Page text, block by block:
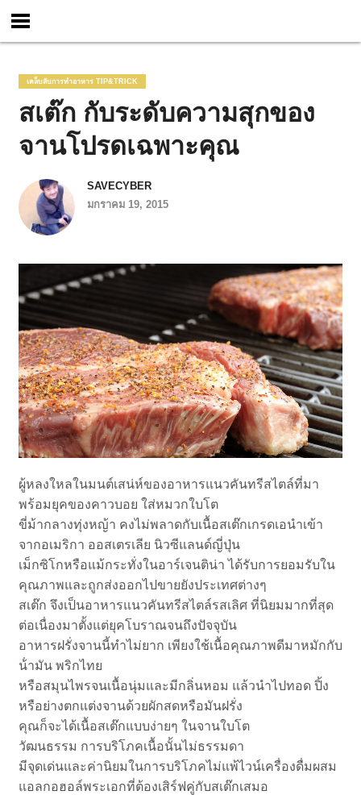
เคล็บลับการทำอาหาร TIP&TRICK
สเต๊ก กับระดับความสุกของ
จานโปรดเฉพาะคุณ
SAVECYBER
มกราคม 19, 2015
ผู้หลงใหลในมนต์เสน่ห์ของอาหารแนวคันทรีสไตล์ที่มา
พร้อมยุคของคาวบอย ใส่หมวกใบโต
ขี่ม้ากลางทุ่งหญ้า คงไม่พลาดกับเนื้อสเต๊กเกรดเอนําเข้า
จากอเมริกา ออสเตรเลีย นิวซีแลนด์ญี่ปุ่น
เม็กซิโกหรือแม้กระทั่งในอาร์เจนติน่า ได้รับการยอมรับใน
คุณภาพและถูกส่งออกไปขายยังประเทศต่างๆ
สเต๊ก จึงเป็นอาหารแนวคันทรีสไตล์รสเลิศ ที่นิยมมากที่สุด
ต่อเนื่องมาตั้งแต่ยุคโบราณจนถึงปัจจุบัน
อาหารฝรั่งจานนี้ทําไม่ยาก เพียงใช้เนื้อคุณภาพดีมาหมักกับ
น้ํามัน พริกไทย
หรือสมุนไพรจนเนื้อนุ่มและมีกลิ่นหอม แล้วนําไปทอด ปิ้ง
หรือย่างตกแต่งจานด้วยผักสดหรือมันฝรั่ง
คุณก็จะได้เนื้อสเต๊กแบบง่ายๆ ในจานใบโต
วัฒนธรรม การบริโภคเนื้อนั้นไม่ธรรมดา
มีจุดเด่นและค่านิยมในการบริโภคไม่แพ้ไวน์เครื่องดื่มผสม
แอลกอฮอล์พระเอกที่ต้องเสิร์ฟคู่กับสเต๊กเสมอ